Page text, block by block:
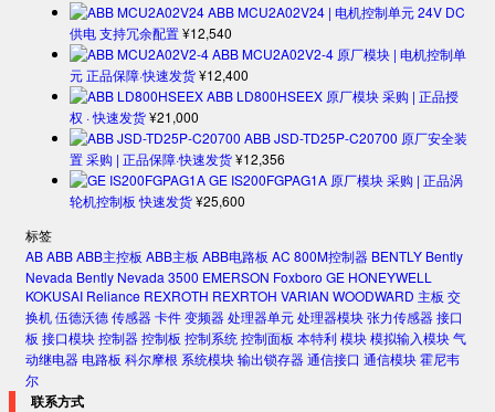
ABB MCU2A02V24 | 电机控制单元 24V DC
供电 支持冗余配置¥12,540
ABB MCU2A02V2-4 原厂模块 | 电机控制单
元 正品保障·快速发货¥12,400
ABB LD800HSEEX 原厂模块 采购 | 正品授
权 · 快速发货¥21,000
ABB JSD-TD25P-C20700 原厂安全装
置 采购 | 正品保障·快速发货¥12,356
GE IS200FGPAG1A 原厂模块 采购 | 正品涡
轮机控制板 快速发货¥25,600
标签
ABABBABB主控板 ABB主板 ABB电路板 AC 800M控制器 BENTLY Bently
Nevada Bently Nevada 3500 EMERSON Foxboro GE HONEYWELL
KOKUSAI Reliance REXROTH REXRTOH VARIAN WOODWARD 主板 交
换机伍德沃德传感器卡件变频器处理器单元处理器模块张力传感器接口
板 接口模块控制器控制板 控制系统控制面板 本特利模块模拟输入模块气
动继电器电路板 科尔摩根 系统模块输出锁存器通信接口 通信模块霍尼韦
尔
联系方式